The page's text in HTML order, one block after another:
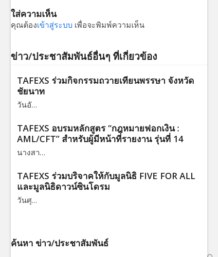
ใส่ความเห็น
คุณต้องเข้าสู่ระบบ เพื่อจะพิมพ์ความเห็น
ข่าว/ประชาสัมพันธ์อื่นๆ ที่เกี่ยวข้อง
TAFEXS ร่วมกิจกรรมถวายเทียนพรรษา จังหวัด
ชัยนาท
วันอั…
TAFEXS อบรมหลักสูตร “กฎหมายฟอกเงิน :
AML/CFT” สำหรับผู้มีหน้าที่รายงาน รุ่นที่ 14
นางสา…
TAFEXS ร่วมบริจาคให้กับมูลนิธิ FIVE FOR ALL
และมูลนิธิดาวน์ซินโดรม
วันศุ…
ค้นหา ข่าว/ประชาสัมพันธ์